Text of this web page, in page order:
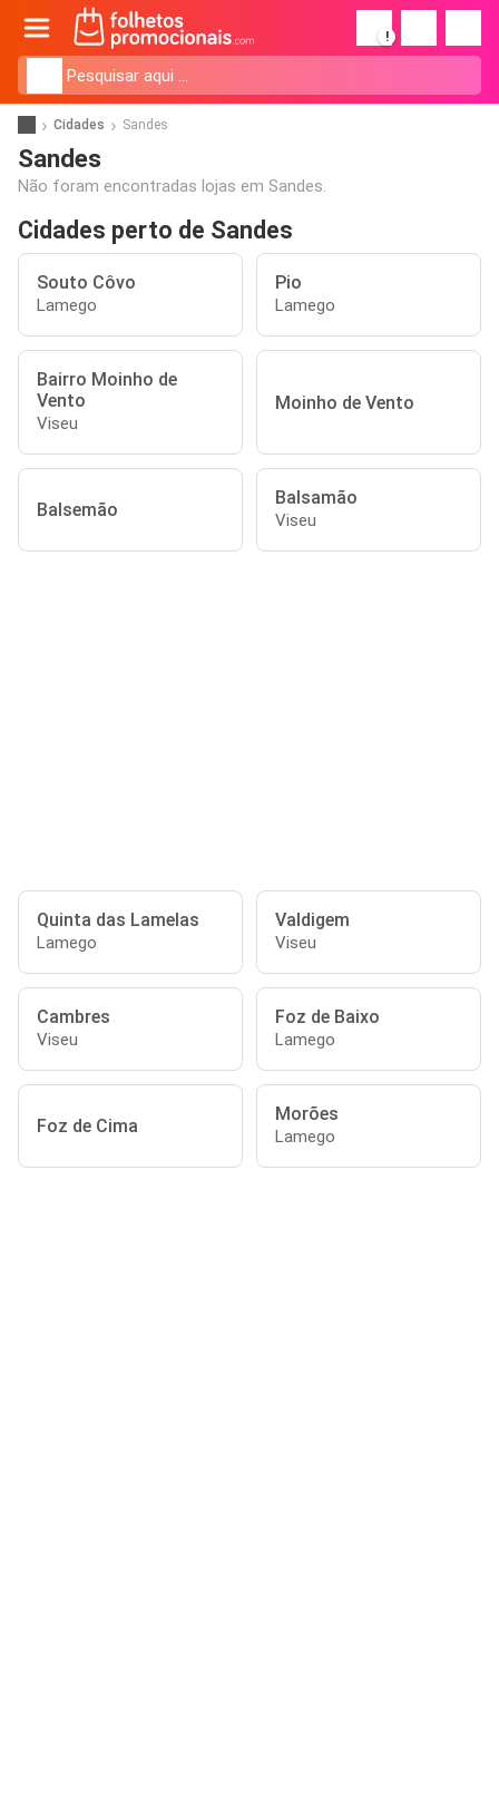
!
Cidades Sandes
Sandes
Não foram encontradas lojas em Sandes.
Cidades perto de Sandes
Souto Côvo
Lamego
Pio
Lamego
Bairro Moinho de
Vento
Viseu
Moinho de Vento
Balsemão
Balsamão
Viseu
Quinta das Lamelas
Lamego
Valdigem
Viseu
Cambres
Viseu
Foz de Baixo
Lamego
Foz de Cima
Morões
Lamego